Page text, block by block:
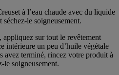
à l’eau chaude avec du liquide
le soigneusement.
appliquez sur tout le revêtement
intérieure un peu d’huile végétale
avez terminé, rincez votre produit à
le soigneusement.